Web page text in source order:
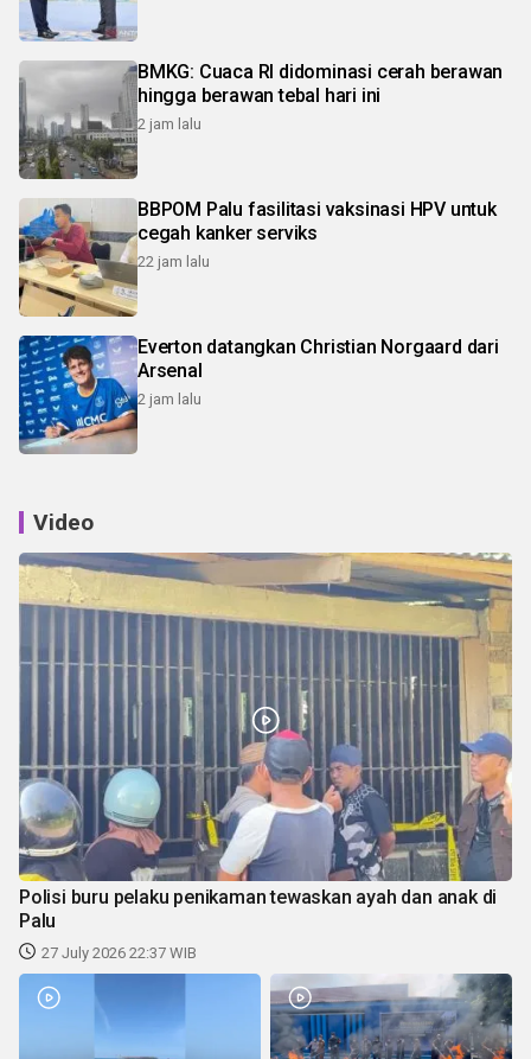
BMKG: Cuaca RI didominasi cerah berawan
hingga berawan tebal hari ini
2 jam lalu
BBPOM Palu fasilitasi vaksinasi HPV untuk
cegah kanker serviks
22 jam lalu
Everton datangkan Christian Norgaard dari
Arsenal
2 jam lalu
Video
Polisi buru pelaku penikaman tewaskan ayah dan anak di
Palu
27 July 2026 22:37 WIB